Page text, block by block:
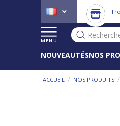
MENU
NOUVEAUTÉSNOS
ACCUEIL / NOS PRODUITS /